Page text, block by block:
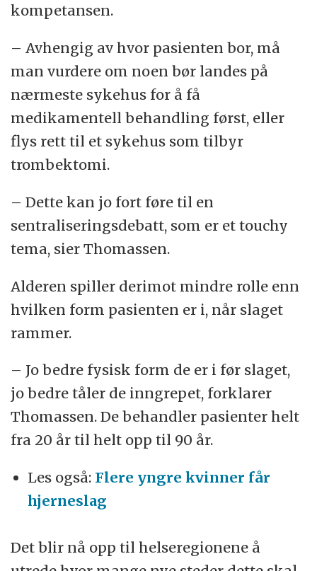
kompetansen.
– Avhengig av hvor pasienten bor, må
man vurdere om noen bør landes på
nærmeste sykehus for å få
medikamentell behandling først, eller
flys rett til et sykehus som tilbyr
trombektomi.
– Dette kan jo fort føre til en
sentraliseringsdebatt, som er et touchy
tema, sier Thomassen.
Alderen spiller derimot mindre rolle enn
hvilken form pasienten er i, når slaget
rammer.
– Jo bedre fysisk form de er i før slaget,
jo bedre tåler de inngrepet, forklarer
Thomassen. De behandler pasienter helt
fra 20 år til helt opp til 90 år.
Les også:Flere yngre kvinner får
hjerneslag
Det blir nå opp til helseregionene å